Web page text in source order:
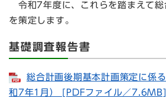
令和7年度に、これらを踏まえて総
を策定します。
基礎調査報告書
総合計画後期基本計画策定に係
和7年1月） [PDFファイル／7.6MB]